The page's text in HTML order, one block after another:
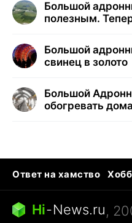
Большой
полезным.
Большой
свинец в золото
Большой
обогревать дома
Ответ на хамство
Бензин 100 и 95
Тунцы
Следующая пандемия
Hi-News.ru,